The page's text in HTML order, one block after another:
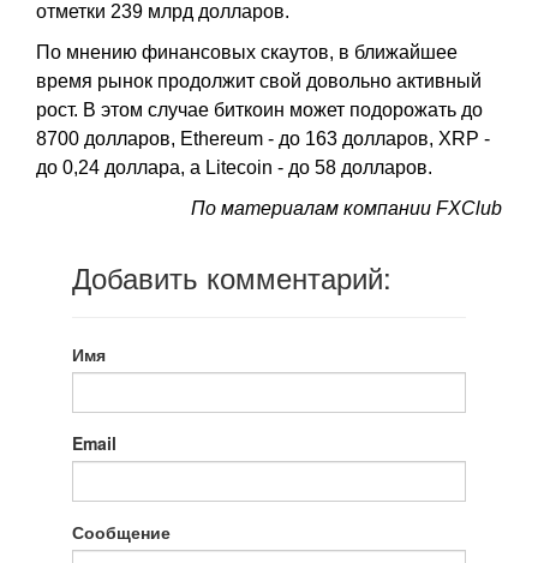
отметки 239 млрд долларов.
По мнению финансовых скаутов, в ближайшее
время рынок продолжит свой довольно активный
рост. В этом случае биткоин может подорожать до
8700 долларов, Ethereum - до 163 долларов, XRP -
до 0,24 доллара, а Litecoin - до 58 долларов.
По материалам компании FXClub
Добавить комментарий:
Имя
Email
Сообщение